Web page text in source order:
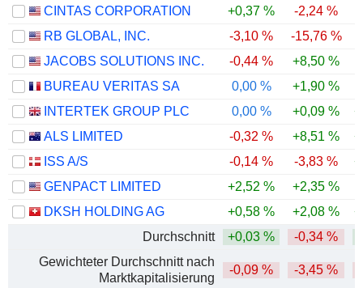
CINTAS CORPORATION
+0,37 % -2,24 %
RB GLOBAL, INC.
-3,10 % -15,76 %
JACOBS SOLUTIONS INC.
-0,44 % +8,50 %
BUREAU VERITAS SA
0,00 % +1,90 %
INTERTEK GROUP PLC
0,00 % +0,09 %
ALS LIMITED
-0,32 % +8,51 %
ISS A/S
-0,14 % -3,83 %
GENPACT LIMITED
+2,52 % +2,35 %
DKSH HOLDING AG
+0,58 % +2,08 %
Durchschnitt
+0,03 % -0,34 %
Gewichteter Durchschnitt nach
Marktkapitalisierung
-0,09 % -3,45 %